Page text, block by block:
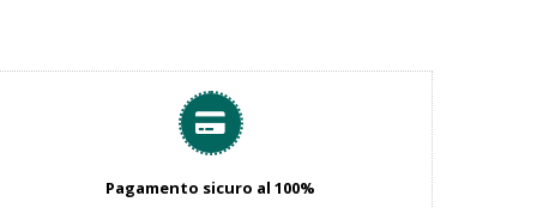
Pagamento sicuro al 100%